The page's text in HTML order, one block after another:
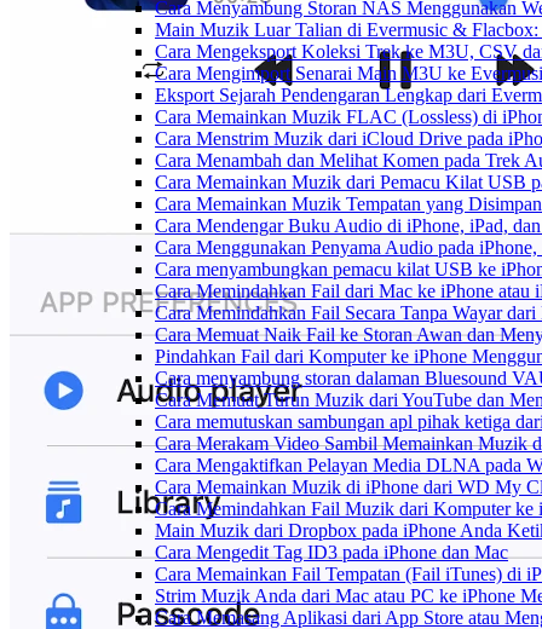
Cara Menyambung Storan NAS Menggunakan
Main Muzik Luar Talian di Evermusic &
Cara Mengeksport Koleksi Trek ke M3U, CSV
Cara Mengimport Senarai Main M3U ke
Eksport Sejarah Pendengaran Lengkap dari
Cara Memainkan Muzik FLAC (Lossless) di
Cara Menstrim Muzik dari iCloud Drive pada
Cara Menambah dan Melihat Komen pada Trek
Cara Memainkan Muzik dari Pemacu Kilat USB
Cara Memainkan Muzik Tempatan yang
Cara Mendengar Buku Audio di iPhone, iPad,
Cara Menggunakan Penyama Audio pada
Cara menyambungkan pemacu kilat USB ke
Cara Memindahkan Fail dari Mac ke iPhone atau
Cara Memindahkan Fail Secara Tanpa Wayar
Cara Memuat Naik Fail ke Storan Awan dan
Pindahkan Fail dari Komputer ke iPhone
Cara menyambung storan dalaman Bluesound
Cara Memuat Turun Muzik dari YouTube dan
Cara memutuskan sambungan apl pihak ketiga
Cara Merakam Video Sambil Memainkan Muzik
Cara Mengaktifkan Pelayan Media DLNA pada
Cara Memainkan Muzik di iPhone dari WD My
Cara Memindahkan Fail Muzik dari Komputer
Main Muzik dari Dropbox pada iPhone Anda
Cara Mengedit Tag ID3 pada iPhone dan Mac
Cara Memainkan Fail Tempatan (Fail iTunes) di
Strim Muzik Anda dari Mac atau PC ke iPhone
Cara Memasang Aplikasi dari App Store atau